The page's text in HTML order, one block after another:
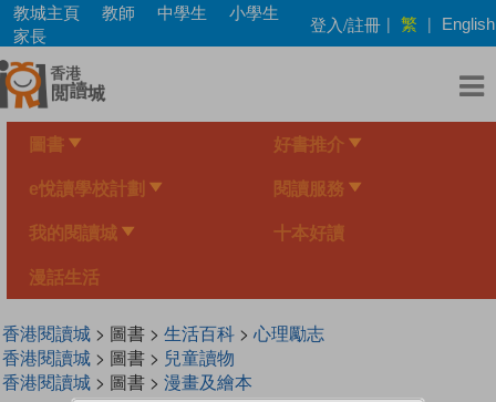
Skip
main
content
教城主頁 教師 中學生
小學生
家長
登入/註冊 | 繁 | English
圖書 好書推介
e悅讀學校計劃 閱讀服務
我的閱讀城 十本好讀
漫話生活
香港閱讀城> 圖書 > 生活百科> 心理勵志
香港閱讀城> 圖書 > 兒童讀物
香港閱讀城> 圖書 > 漫畫及繪本